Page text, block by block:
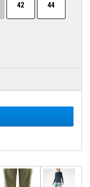
42 44
dager